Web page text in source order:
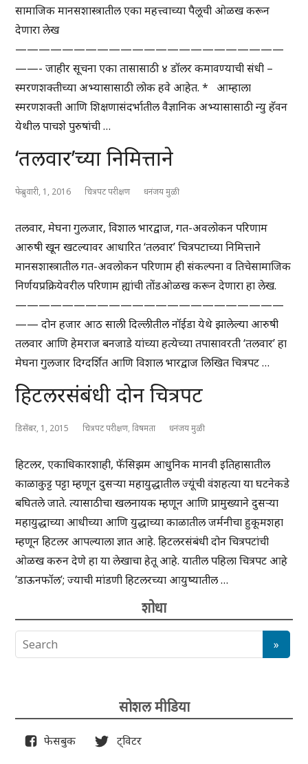
सामाजिक मानसशास्त्रातील एका महत्त्वाच्या पैलूची ओळख करून
देणारा लेख
———————————————————————
——- जाहीर सूचना एका तासासाठी ४ डॉलर कमावण्याची संधी –
स्मरणशक्तीच्या अभ्यासासाठी लोक हवे आहेत. * आम्हाला
स्मरणशक्ती आणि शिक्षणासंदर्भातील वैज्ञानिक अभ्यासासाठी न्यु हॅवन
येथील पाचशे पुरुषांची …
‘तलवार’च्या निमित्ताने
फेब्रुवारी, 1, 2016 चित्रपट परीक्षण धनंजय मुळी
तलवार, मेघना गुलजार, विशाल भारद्वाज, गत-अवलोकन परिणाम
आरुषी खून खटल्यावर आधारित ‘तलवार’ चित्रपटाच्या निमित्ताने
मानसशास्त्रातील गत-अवलोकन परिणाम ही संकल्पना व तिचेसामाजिक
निर्णयप्रक्रियेवरील परिणाम ह्यांची तोंडओळख करून देणारा हा लेख.
———————————————————————
—— दोन हजार आठ साली दिल्लीतील नॉईडा येथे झालेल्या आरुषी
तलवार आणि हेमराज बनजाडे यांच्या हत्येच्या तपासावरती ‘तलवार’ हा
मेघना गुलजार दिग्दर्शित आणि विशाल भारद्वाज लिखित चित्रपट …
हिटलरसंबंधी दोन चित्रपट
डिसेंबर, 1, 2015 चित्रपट परीक्षण,विषमता धनंजय मुळी
हिटलर, एकाधिकारशाही, फॅसिझम आधुनिक मानवी इतिहासातील
काळाकुट्ट पट्टा म्हणून दुसऱ्या महायुद्धातील ज्यूंची वंशहत्या या घटनेकडे
बघितले जाते. त्यासाठीचा खलनायक म्हणून आणि प्रामुख्याने दुसऱ्या
महायुद्धाच्या आधीच्या आणि युद्धाच्या काळातील जर्मनीचा हुकूमशहा
म्हणून हिटलर आपल्याला ज्ञात आहे. हिटलरसंबंधी दोन चित्रपटांची
ओळख करुन देणे हा या लेखाचा हेतू आहे. यातील पहिला चित्रपट आहे
’डाऊनफॉल’; ज्याची मांडणी हिटलरच्या आयुष्यातील …
शोधा
सोशल मीडिया
फेसबुक ट्विटर